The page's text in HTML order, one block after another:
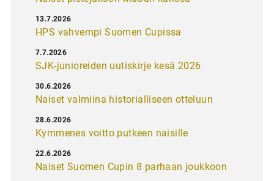
HPS vahvempi Suomen Cupissa
13.7.2026
SJK-junioreiden uutiskirje kesä 2026
7.7.2026
Naiset valmiina historialliseen otteluun
30.6.2026
Kymmenes voitto putkeen naisille
28.6.2026
Naiset Suomen Cupin 8 parhaan joukkoon
22.6.2026